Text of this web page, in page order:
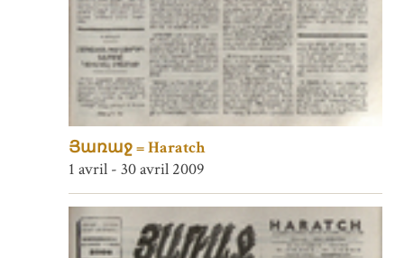
Յառաջ = Haratch
1 avril - 30 avril 2009